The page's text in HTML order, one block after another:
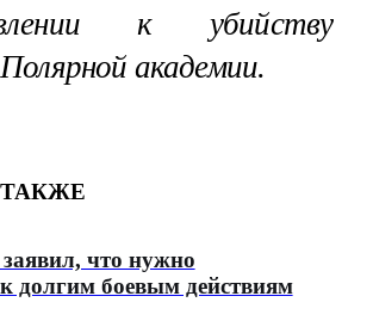
к убийству
академии.
что нужно
к долгим боевым действиям